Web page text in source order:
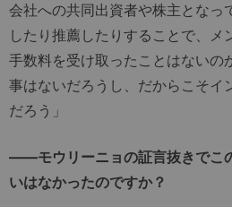
会社への共同出資者や株主となっ
したり推薦したりすることで、メ
手数料を受け取ったことはないの
事はないだろうし、だからこそイ
だろう」
――モウリーニョの証言抜きでこ
いはなかったのですか？